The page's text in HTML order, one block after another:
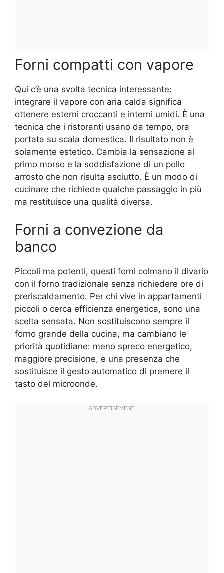
Forni compatti con vapore
Qui c’è una svolta tecnica interessante:
integrare il vapore con aria calda significa
ottenere esterni croccanti e interni umidi. È una
tecnica che i ristoranti usano da tempo, ora
portata su scala domestica. Il risultato non è
solamente estetico. Cambia la sensazione al
primo morso e la soddisfazione di un pollo
arrosto che non risulta asciutto. È un modo di
cucinare che richiede qualche passaggio in più
ma restituisce una qualità diversa.
Forni a convezione da
banco
Piccoli ma potenti, questi forni colmano il divario
con il forno tradizionale senza richiedere ore di
preriscaldamento. Per chi vive in appartamenti
piccoli o cerca efficienza energetica, sono una
scelta sensata. Non sostituiscono sempre il
forno grande della cucina, ma cambiano le
priorità quotidiane: meno spreco energetico,
maggiore precisione, e una presenza che
sostituisce il gesto automatico di premere il
tasto del microonde.